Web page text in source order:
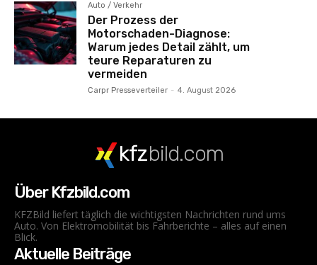
Auto / Verkehr
Der Prozess der
Motorschaden-Diagnose:
Warum jedes Detail zählt, um
teure Reparaturen zu
vermeiden
Carpr Presseverteiler - 4. August 2026
kfzbild.com
Über Kfzbild.com
KFZBild liefert täglich die wichtigsten Nachrichten rund ums
Auto. Von Elektromobilität bis Fahrberichte – alles auf einen
Blick.
Aktuelle Beiträge